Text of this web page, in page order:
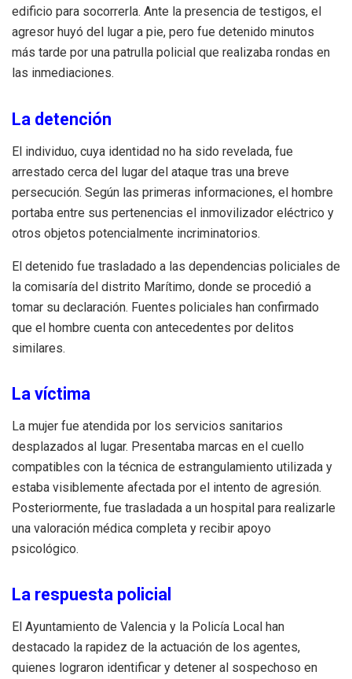
edificio para socorrerla. Ante la presencia de testigos, el
agresor huyó del lugar a pie, pero fue detenido minutos
más tarde por una patrulla policial que realizaba rondas en
las inmediaciones.
La detención
El individuo, cuya identidad no ha sido revelada, fue
arrestado cerca del lugar del ataque tras una breve
persecución. Según las primeras informaciones, el hombre
portaba entre sus pertenencias el inmovilizador eléctrico y
otros objetos potencialmente incriminatorios.
El detenido fue trasladado a las dependencias policiales de
la comisaría del distrito Marítimo, donde se procedió a
tomar su declaración. Fuentes policiales han confirmado
que el hombre cuenta con antecedentes por delitos
similares.
La víctima
La mujer fue atendida por los servicios sanitarios
desplazados al lugar. Presentaba marcas en el cuello
compatibles con la técnica de estrangulamiento utilizada y
estaba visiblemente afectada por el intento de agresión.
Posteriormente, fue trasladada a un hospital para realizarle
una valoración médica completa y recibir apoyo
psicológico.
La respuesta policial
El Ayuntamiento de Valencia y la Policía Local han
destacado la rapidez de la actuación de los agentes,
quienes lograron identificar y detener al sospechoso en